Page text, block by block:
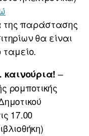
της παράστασης
θα είναι
–
ρομποτικής
17.00